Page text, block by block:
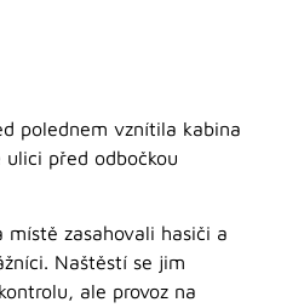
polednem vznítila kabina
ulici před odbočkou
místě zasahovali hasiči a
Naštěstí se jim
ale provoz na